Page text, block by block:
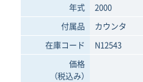
年式
2000
付属品
カウンタ
在庫コード
N12543
価格
（税込み）